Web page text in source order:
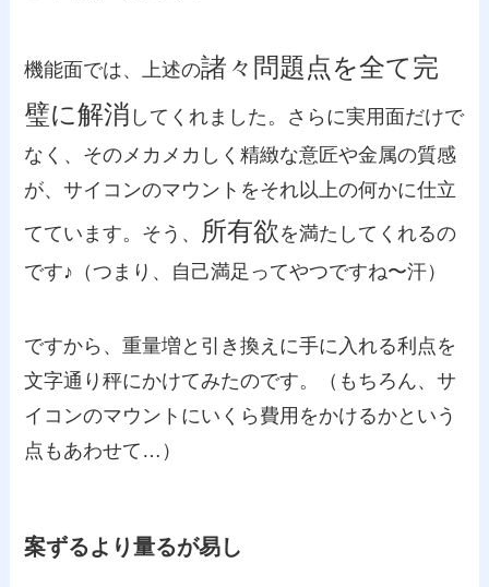
機能面では、上述の諸々問題点を全て完
璧に解消 してくれました。さらに実用面だけで
なく、そのメカメカしく精緻な意匠や金属の質感
が、サイコンのマウントをそれ以上の何かに仕立
てています。そう、 所有欲 を満たしてくれるの
です♪（つまり、自己満足ってやつですね〜汗）
ですから、重量増と引き換えに手に入れる利点を
文字通り秤にかけてみたのです。（もちろん、サ
イコンのマウントにいくら費用をかけるかという
点もあわせて…）
案ずるより量るが易し